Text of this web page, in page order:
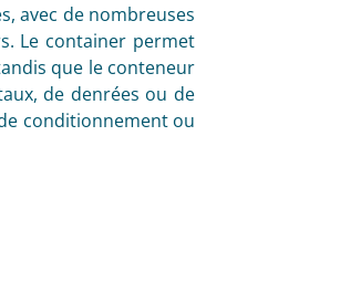
avec de nombreuses
Le container permet
que le conteneur
de denrées ou de
conditionnement ou